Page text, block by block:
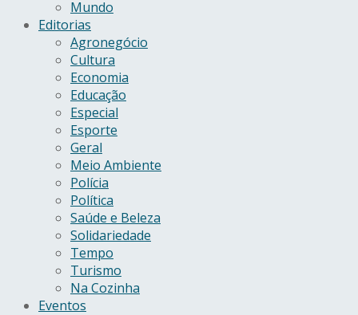
Mundo
Editorias
Agronegócio
Cultura
Economia
Educação
Especial
Esporte
Geral
Meio Ambiente
Polícia
Política
Saúde e Beleza
Solidariedade
Tempo
Turismo
Na Cozinha
Eventos